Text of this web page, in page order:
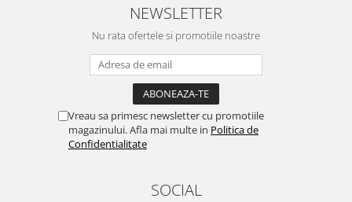
NEWSLETTER
Nu rata ofertele si promotiile noastre
Vreau sa primesc newsletter cu promotiile
magazinului. Afla mai multe in Politica de
Confidentialitate
SOCIAL